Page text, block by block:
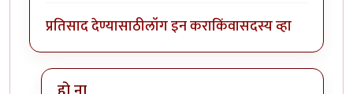
प्रतिसाद देण्यासाठीलॉग इन कराकिंवासदस्य व्हा